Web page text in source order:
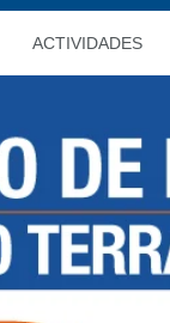
ACTIVIDADES